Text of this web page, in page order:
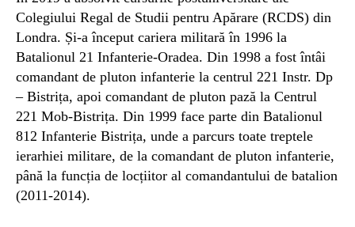
Colegiului Regal de Studii pentru Apărare (RCDS) din
Londra. Și-a început cariera militară în 1996 la
Batalionul 21 Infanterie-Oradea. Din 1998 a fost întâi
comandant de pluton infanterie la centrul 221 Instr. Dp
– Bistrița, apoi comandant de pluton pază la Centrul
221 Mob-Bistrița. Din 1999 face parte din Batalionul
812 Infanterie Bistrița, unde a parcurs toate treptele
ierarhiei militare, de la comandant de pluton infanterie,
până la funcția de locțiitor al comandantului de batalion
(2011-2014).